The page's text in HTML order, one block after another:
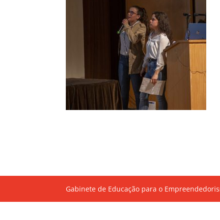
Gabinete de Educação para o